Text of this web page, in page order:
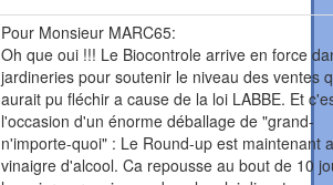
Pour Monsieur MARC65:
Oh que oui !!! Le Biocontrole arrive en force
jardineries pour soutenir le niveau des ventes
aurait pu fléchir a cause de la loi LABBE. Et
l'occasion d'un énorme déballage de "grand-
n'importe-quoi" : Le Round-up est maintenant
vinaigre d'alcool. Ca repousse au bout de 10